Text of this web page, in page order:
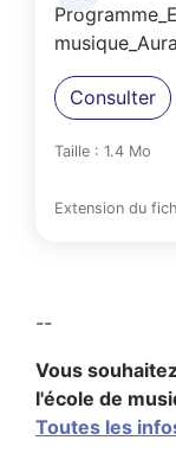
Consulter
Taille : 1.4 Mo
Extension du
--
Vous
l'école de
Toutes les